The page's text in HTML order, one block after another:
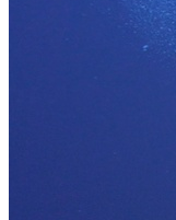
Das
ein neues